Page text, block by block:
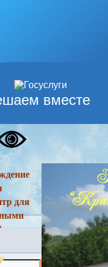
вместе
для